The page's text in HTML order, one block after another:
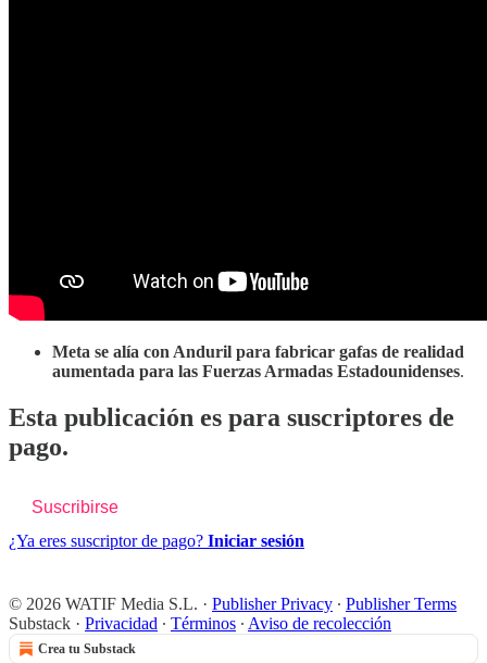
Meta se alía con Anduril para fabricar gafas de realidad
aumentada para las Fuerzas Armadas Estadounidenses.
Esta publicación es para suscriptores de
pago.
Suscribirse
¿Ya eres suscriptor de pago? Iniciar sesión
© 2026 WATIF Media S.L. · Publisher Privacy ∙ Publisher Terms
Substack · Privacidad ∙ Términos ∙ Aviso de recolección
Crea tu Substack